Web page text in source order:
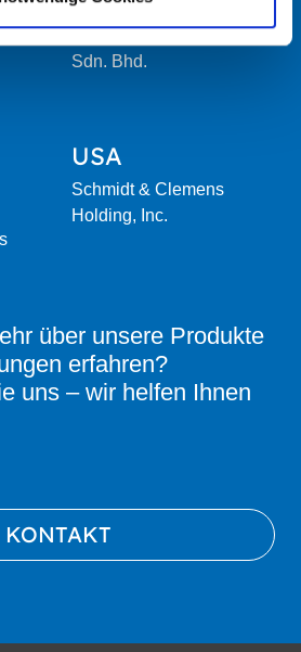
s.r.o.
Schmidt + Clemens (Asia)
Sdn. Bhd.
USA
Schmidt & Clemens
Holding, Inc.
über unsere Produkte
erfahren?
uns – wir helfen Ihnen
KONTAKT